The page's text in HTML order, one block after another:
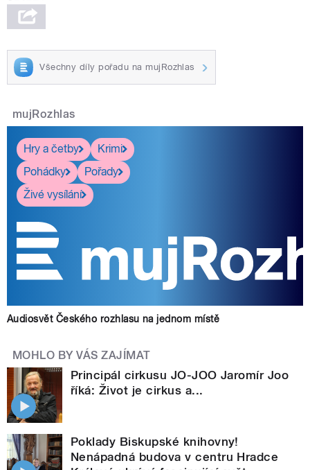
Všechny díly pořadu na mujRozhlas
mujRozhlas
Hry a četby
Krimi
Pohádky
Pořady
Živé vysílání
Audiosvět Českého rozhlasu na jednom místě
MOHLO BY VÁS ZAJÍMAT
Principál cirkusu JO-JOO Jaromír Joo
říká: Život je cirkus a...
Poklady Biskupské knihovny!
Nenápadná budova v centru Hradce